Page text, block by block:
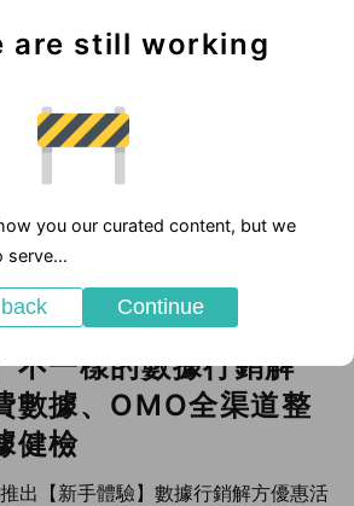
不一樣的數據行銷解
數據、OMO全渠道整
健檢
出【新手體驗】數據行銷解方優惠活
are still working
you our curated content, but we
serve...
Continue